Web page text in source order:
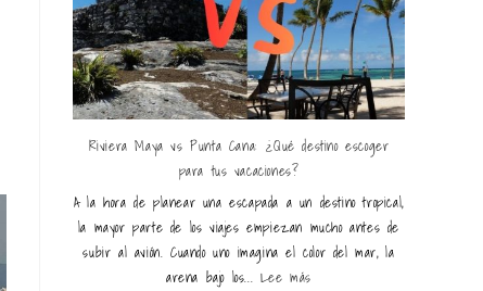
Riviera Maya vs Punta Cana: ¿Qué destino escoger
para tus vacaciones?
A la hora de planear una escapada a un destino tropical,
la mayor parte de los viajes empiezan mucho antes de
subir al avión. Cuando uno imagina el color del mar, la
arena bajo los... Lee más